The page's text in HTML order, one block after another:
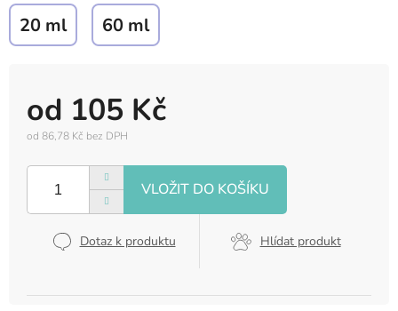
od 105 Kč
od 86,78 Kč bez DPH
cena:
Dotaz k produktu Hlídat produkt
20 ml 60 ml